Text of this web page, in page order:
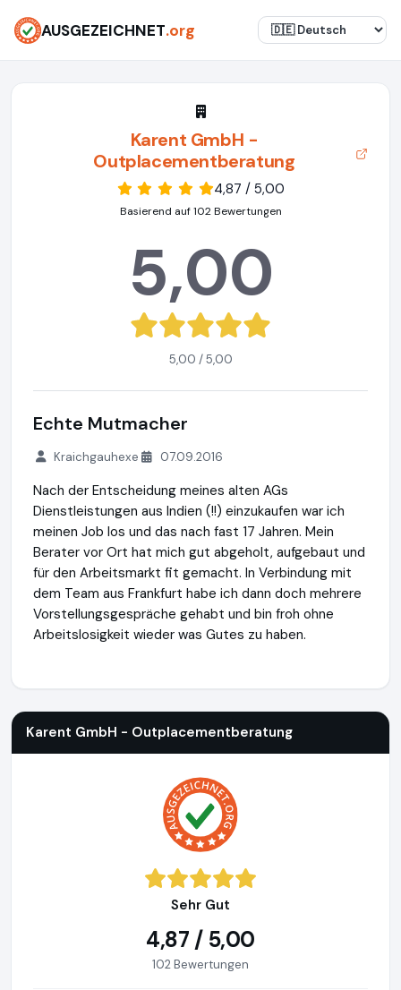
AUSGEZEICHNET.org
Karent GmbH -
Outplacementberatung
4,87 / 5,00
Basierend auf 102 Bewertungen
5,00
5,00 / 5,00
Echte Mutmacher
Kraichgauhexe 07.09.2016
Nach der Entscheidung meines alten AGs
Dienstleistungen aus Indien (!!) einzukaufen war ich
meinen Job los und das nach fast 17 Jahren. Mein
Berater vor Ort hat mich gut abgeholt, aufgebaut und
für den Arbeitsmarkt fit gemacht. In Verbindung mit
dem Team aus Frankfurt habe ich dann doch mehrere
Vorstellungsgespräche gehabt und bin froh ohne
Arbeitslosigkeit wieder was Gutes zu haben.
Karent GmbH - Outplacementberatung
Sehr Gut
4,87 / 5,00
102 Bewertungen